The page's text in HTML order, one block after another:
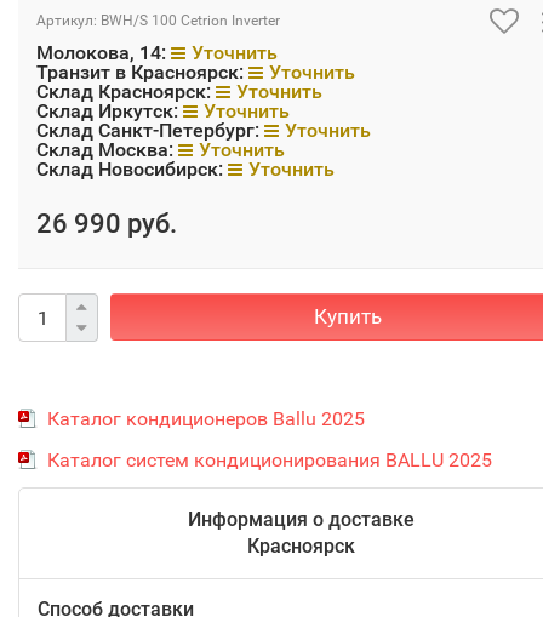
Артикул: BWH/S 100 Cetrion Inverter
Молокова, 14:
Уточнить
Транзит в Красноярск:
Уточнить
Склад Красноярск:
Уточнить
Склад Иркутск:
Уточнить
Склад Санкт-Петербург:
Уточнить
Склад Москва:
Уточнить
Склад Новосибирск:
Уточнить
26 990 руб.
Купить
Каталог кондиционеров Ballu 2025
Каталог систем кондиционирования BALLU 2025
Информация о доставке
Красноярск
Способ доставки